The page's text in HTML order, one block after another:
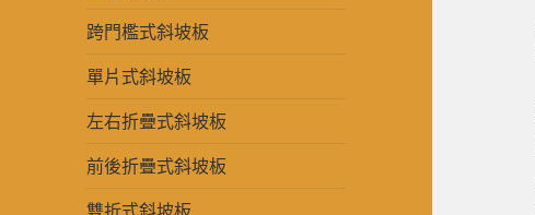
跨門檻式斜坡板
單片式斜坡板
左右折疊式斜坡板
前後折疊式斜坡板